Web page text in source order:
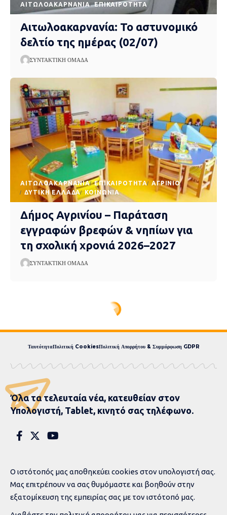
AΙΤΩΛΟΑΚΑΡΝΑΝΊΑ EΠΙΚΑΙΡΌΤΗΤΑ
Αιτωλοακαρνανία: Το αστυνομικό
δελτίο της ημέρας (02/07)
ΣΥΝΤΑΚΤΙΚΉ ΟΜΆΔΑ
AΙΤΩΛΟΑΚΑΡΝΑΝΊΑ EΠΙΚΑΙΡΌΤΗΤΑ
ΑΓΡΊΝΙΟ
ΔΥΤΙΚΉ ΕΛΛΆΔΑ
ΚΟΙΝΩΝΊΑ
Δήμος Αγρινίου – Παράταση
εγγραφών βρεφών & νηπίων για
τη σχολική χρονιά 2026–2027
ΣΥΝΤΑΚΤΙΚΉ ΟΜΆΔΑ
Δείτε βίντεο: Σε ρινγκ
μετατράπηκε το
Κοινοβούλιο στη Γεωργία,
στο ξύλο συμμετείχαν και
γυναίκες βουλευτές
ΣΥΝΤΑΚΤΙΚΉ ΟΜΆΔΑ ΓΕΓΟΝΌΤΑ ΔΙΕΘΝΉ ΠΟΛΙΤΙΚΉ
PUBLISHED 26 ΙΟΥΝΊΟΥ, 2026